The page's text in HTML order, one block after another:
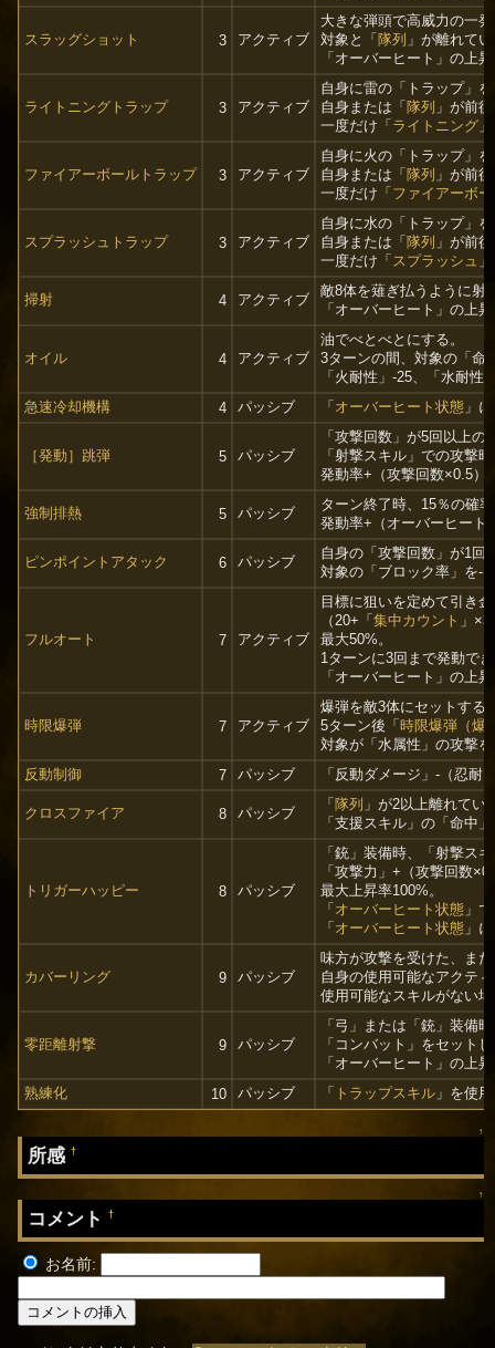
スラッグショット 3 アクティブ
大きな弾頭で高威力の一
対象と「隊列 」が離れて
「オーバーヒート」の上
ライトニングトラップ 3 アクティブ
自身に雷の「トラップ」
自身または「隊列 」が前
一度だけ「ライトニング
ファイアーボールトラップ 3 アクティブ
自身に火の「トラップ」
自身または「隊列 」が前
一度だけ「ファイアーボ
スプラッシュトラップ 3 アクティブ
自身に水の「トラップ」
自身または「隊列 」が前
一度だけ「 スプラッシュ
掃射 4 アクティブ
敵8体を薙ぎ払うように射
「オーバーヒート」の上
オイル 4 アクティブ
油でべとべとにする。
3ターンの間、対象の「命
「火耐性」-25、「水耐性
急速冷却機構
4 パッシブ 「オーバーヒート状態 」
［発動］跳弾 5 パッシブ
「攻撃回数」が5回以上の
「射撃スキル」での攻撃
発動率+（攻撃回数×0.5）
強制排熱 5 パッシブ
ターン終了時、15％の確
発動率+（オーバーヒート
ピンポイントアタック 6 パッシブ
自身の「攻撃回数」が1回
対象の「ブロック率」を-
フルオート 7 アクティブ
目標に狙いを定めて引き
（20+「集中カウント 」
最大50%。
1ターンに3回まで発動で
「オーバーヒート」の上
時限爆弾 7 アクティブ
爆弾を敵3体にセットする
5ターン後「時限爆弾（爆
対象が「水属性」の攻撃
反動制御
7 パッシブ 「反動ダメージ」-（忍耐
クロスファイア 8 パッシブ
「隊列 」が2以上離れてい
「支援スキル」の「命中
トリガーハッピー 8 パッシブ
「銃」装備時、「射撃ス
「攻撃力」+（攻撃回数
最大上昇率100%。
「オーバーヒート状態 」
「オーバーヒート状態 」
カバーリング 9 パッシブ
味方が攻撃を受けた、ま
自身の使用可能なアクテ
使用可能なスキルがない
零距離射撃 9 パッシブ
「弓」または「銃」装備
「コンバット」をセット
「オーバーヒート」の上
熟練化
10 パッシブ 「 トラップスキル 」を使
↑
所感†
↑
コメント†
お名前: